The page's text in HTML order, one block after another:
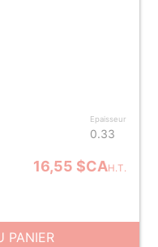
Epaisseur
0.33
16,55 $CAH.T.
PANIER